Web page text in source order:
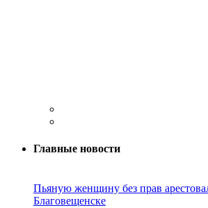
Главные новости
Пьяную женщину без прав
Благовещенске